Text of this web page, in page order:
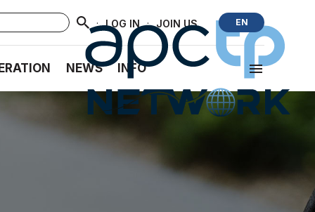
· LOG IN · JOIN US EN
NEWS INFO